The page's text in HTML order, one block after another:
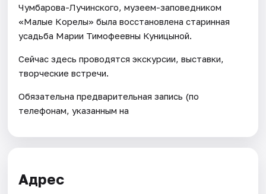
Чумбарова-Лучинского, музеем-заповедником
«Малые Корелы» была восстановлена старинная
усадьба Марии Тимофеевны Куницыной.
Сейчас здесь проводятся экскурсии, выставки,
творческие встречи.
Обязательна предварительная запись (по
телефонам, указанным на
Адрес